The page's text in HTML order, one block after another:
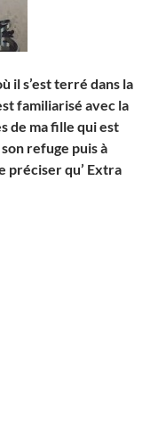
il s’est terré dans la
familiarisé avec la
de ma fille qui est
refuge puis à
préciser qu’ Extra